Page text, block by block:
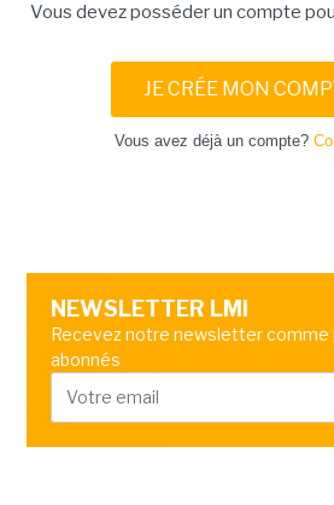
Vous devez posséder un compte
JE CRÉE MON
Vous avez déjà un compte?
NEWSLETTER LMI
Recevez notre newsletter
abonnés